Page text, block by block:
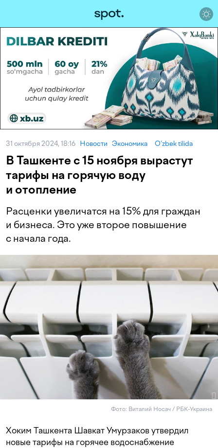
31 октября 2024, 18:16 Новости Экономика O‘zbek tilida
В Ташкенте с 15 ноября вырастут
тарифы на горячую воду
и отопление
Расценки увеличатся на 15% для граждан
и бизнеса. Это уже второе повышение
с начала года.
Фото: Виталий Носач / РБК-Украина
Хоким Ташкента Шавкат Умурзаков утвердил
новые тарифы на горячее водоснабжение